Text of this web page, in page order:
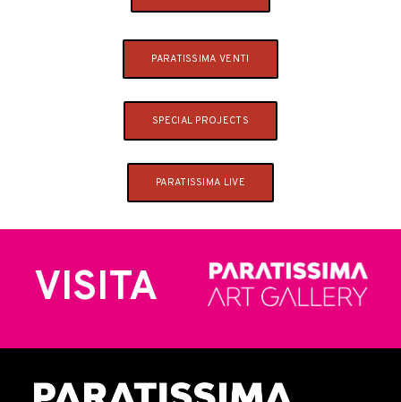
PARATISSIMA VENTI
SPECIAL PROJECTS
PARATISSIMA LIVE
VISITA